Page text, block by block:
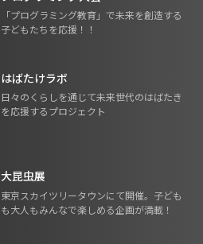
「プログラミング教育」で未来を創造する
子どもたちを応援！！
はばたけラボ
日々のくらしを通じて未来世代のはばたき
を応援するプロジェクト
大昆虫展
東京スカイツリータウンにて開催。子ども
も大人もみんなで楽しめる企画が満載！